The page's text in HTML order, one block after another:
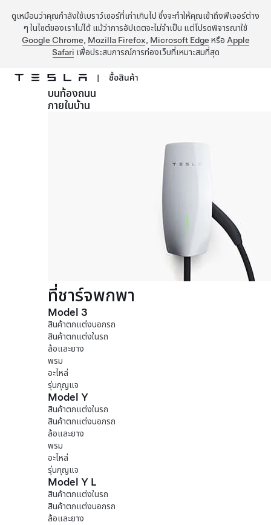
ดูเหมือนว่าคุณกำลังใช้เบราว์เซอร์ที่เก่าเกินไป ซึ่งจะทำให้คุณเข้าถึงฟีเจอร์ต่าง
ๆ ในไซต์ของเราไม่ได้ แม้ว่าการอัปเดตจะไม่จำเป็น แต่โปรดพิจารณาใช้
Google Chrome, Mozilla Firefox, Microsoft Edge หรือ Apple
Safari เพื่อประสบการณ์การท่องเว็บที่เหมาะสมที่สุด
ข้ามไปที่เนื้อหาหลัก
| ซื้อสินค้า
บนท้องถนน
ภายในบ้าน
ที่ชาร์จพกพา
Model 3
สินค้าตกแต่งนอกรถ
สินค้าตกแต่งในรถ
ล้อและยาง
พรม
อะไหล่
รุ่นกุญแจ
Model Y
สินค้าตกแต่งในรถ
สินค้าตกแต่งนอกรถ
ล้อและยาง
พรม
อะไหล่
รุ่นกุญแจ
Model Y L
สินค้าตกแต่งในรถ
สินค้าตกแต่งนอกรถ
ล้อและยาง